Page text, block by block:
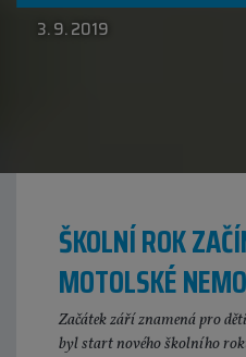
3. 9. 2019
ŠKOLNÍ ROK
MOTOLSKÉ
Začátek září znamená pro
byl start nového školního